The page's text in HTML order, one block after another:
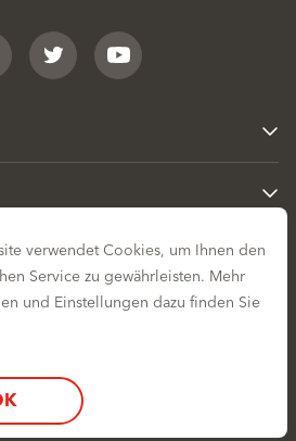
verwendet Cookies, um Ihnen den
Service zu gewährleisten. Mehr
und Einstellungen dazu finden Sie
Twitter YouTube
Sunrise GmbH
Datenschutz